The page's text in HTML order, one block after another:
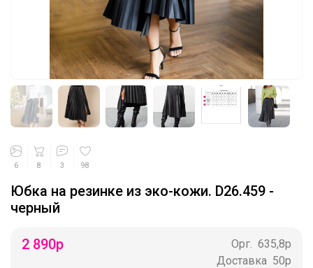
6 8 3 98
Юбка на резинке из эко-кожи. D26.459 -
черный
2 890р Орг. 635,8р
Доставка 50р